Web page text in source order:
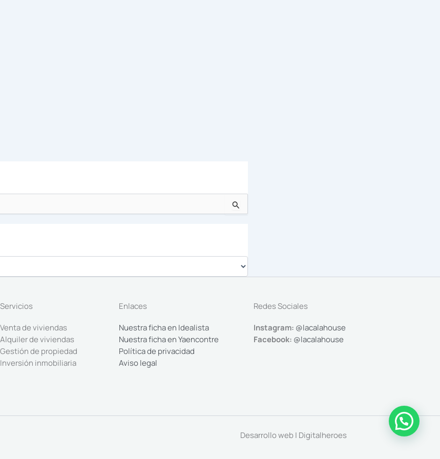
Servicios
Venta de viviendas
Alquiler de viviendas
Gestión de propiedad
Inversión inmobiliaria
Enlaces
Nuestra ficha en Idealista
Nuestra ficha en Yaencontre
Política de privacidad
Aviso legal
Redes Sociales
Instagram: @lacalahouse
Facebook: @lacalahouse
Desarrollo web | Digitalheroes